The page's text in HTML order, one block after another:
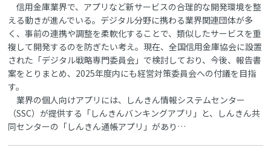
信用金庫業界で、アプリなど新サービスの合理的な開発環境を整
える動きが進んでいる。デジタル分野に携わる業界関連団体が多
く、事前の連携や調整を柔軟化することで、類似したサービスを重
複して開発するのを防ぎたい考え。現在、全国信用金庫協会に設置
された「デジタル戦略専門委員会」で検討しており、今後、報告書
案をとりまとめ、2025年度内にも経営対策委員会への付議を目指
す。
業界の個人向けアプリには、しんきん情報システムセンター
（SSC）が提供する「しんきんバンキングアプリ」と、しんきん共
同センターの「しんきん通帳アプリ」があり…